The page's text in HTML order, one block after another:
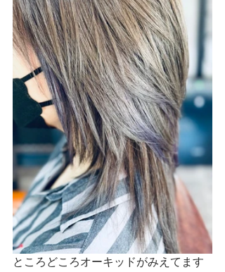
ところどころオーキッドがみえてます